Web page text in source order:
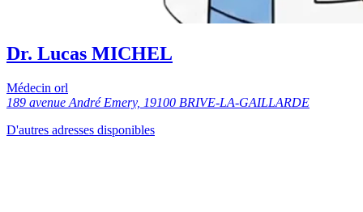
Dr. Lucas MICHEL
Médecin orl
189 avenue André Emery, 19100 BRIVE-LA-GAILLARDE
D'autres adresses disponibles